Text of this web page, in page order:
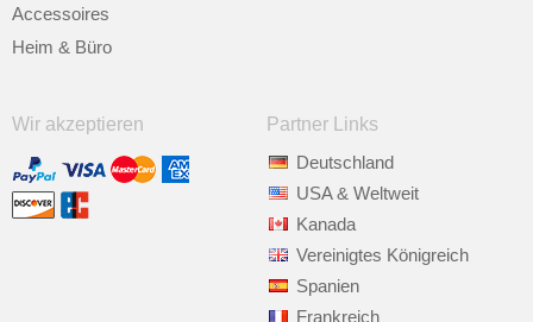
Accessoires
Heim & Büro
Wir akzeptieren
Partner Links
Deutschland
USA & Weltweit
Kanada
Vereinigtes Königreich
Spanien
Frankreich